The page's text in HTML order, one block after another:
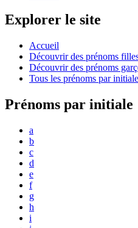
Explorer le site
Accueil
Découvrir des prénoms
Découvrir des prénoms
Tous les prénoms par initiale
Prénoms par initiale
a
b
c
d
e
f
g
h
i